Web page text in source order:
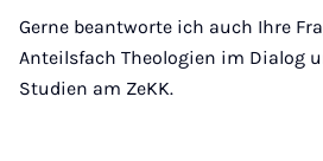
Gerne beantworte ich auch Ihre
Anteilsfach Theologien im Dialog
Studien am ZeKK.